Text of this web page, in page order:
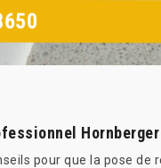
pour que la pose